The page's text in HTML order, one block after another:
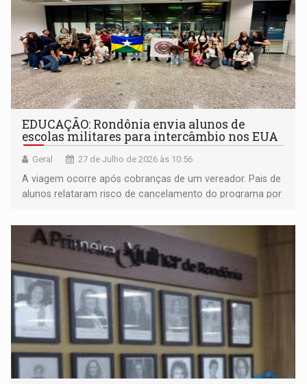
EDUCAÇÃO: Rondônia envia alunos de
escolas militares para intercâmbio nos EUA
Geral 27 de Julho de 2026 às 10:56
A viagem ocorre após cobranças de um vereador. Pais de
alunos relataram risco de cancelamento do programa por